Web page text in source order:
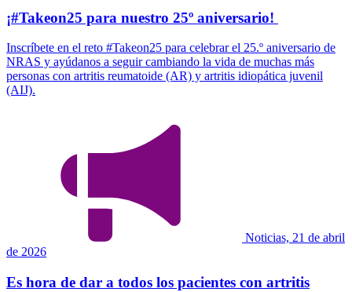
¡#Takeon25 para nuestro 25º aniversario!
Inscríbete en el reto #Takeon25 para celebrar el 25.º aniversario de
NRAS y ayúdanos a seguir cambiando la vida de muchas más
personas con artritis reumatoide (AR) y artritis idiopática juvenil
(AIJ).
Noticias, 21 de abril
de 2026
Es hora de dar a todos los pacientes con artritis